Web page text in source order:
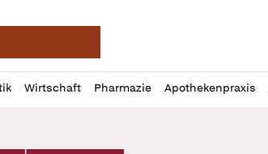
Wirtschaft Pharmazie Apothekenpraxis